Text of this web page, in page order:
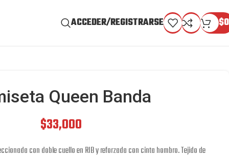
ACCEDER/REGISTRARSE $0
Queen Banda
$33,000
con doble cuello en RIB y reforzada con cinta hombro. Tejido de